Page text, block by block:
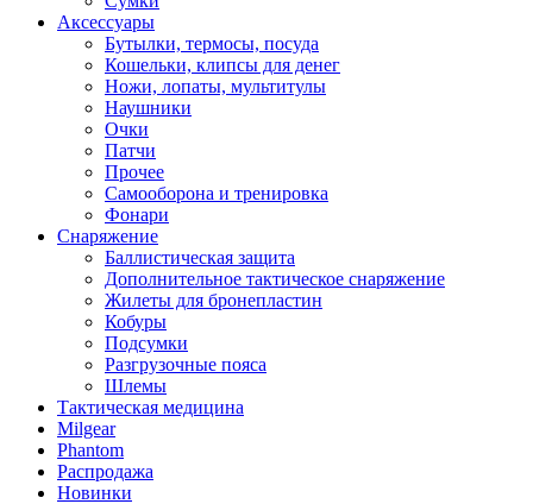
Аксессуары
Бутылки, термосы, посуда
Кошельки, клипсы для денег
Ножи, лопаты, мультитулы
Наушники
Очки
Патчи
Прочее
Самооборона и тренировка
Фонари
Снаряжение
Баллистическая защита
Дополнительное тактическое снаряжение
Жилеты для бронепластин
Кобуры
Подсумки
Разгрузочные пояса
Шлемы
Тактическая медицина
Milgear
Phantom
Распродажа
Новинки